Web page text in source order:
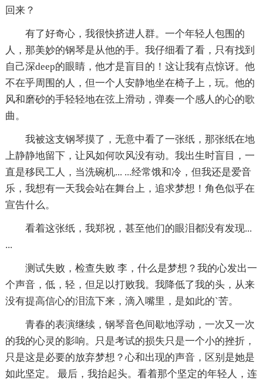
回来？
有了好奇心，我很快挤进人群。一个年轻人包围的
人，那美妙的钢琴是从他的手。我仔细看了看，只有找到
自己深deep的眼睛，他才是盲目的！这让我有点惊讶。他
不在乎周围的人，但一个人安静地坐在椅子上，玩。他的
风和磨砂的手轻轻地在弦上滑动，弹奏一个感人的心的歌
曲。
我被这支钢琴摸了，无意中看了一张纸，那张纸在地
上静静地留下，让风如何吹风没有动。我出生时盲目，一
直是移民工人，当洗碗机... ...经常饿和冷，但我还是爱音
乐，我想有一天我会站在舞台上，追求梦想！角色似乎在
宣告什么。
看着这张纸，我郑祝，甚至他们的眼泪都没有发现...
...
测试失败，检查失败 李，什么是梦想？我的心发出一
个声音，低，轻，但足以打败我。我降低了我的头，从来
没有提高信心的泪流下来，滴入嘴里，是如此的`苦。
青春的表演继续，钢琴音色间歇地浮动，一次又一次
的我的心灵的影响。只是考试的损失只是一个小的挫折，
只是这是必要的放弃梦想？心和出现的声音，区别是她是
如此坚定。 最后，我抬起头。看着那个坚定的年轻人，连